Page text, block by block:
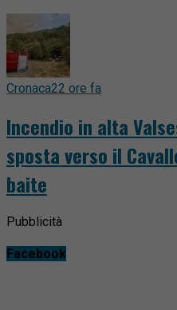
Cronaca22 ore fa
Incendio in alta
sposta verso il
baite
Pubblicità
Facebook